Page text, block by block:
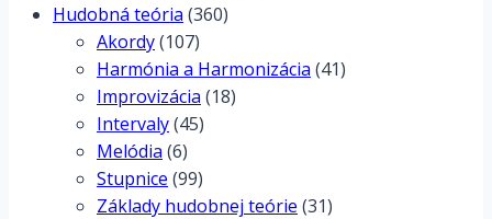
Hudobná teória (360)
Akordy(107)
Harmónia a Harmonizácia (41)
Improvizácia (18)
Intervaly(45)
Melódia (6)
Stupnice (99)
Základy hudobnej teórie (31)